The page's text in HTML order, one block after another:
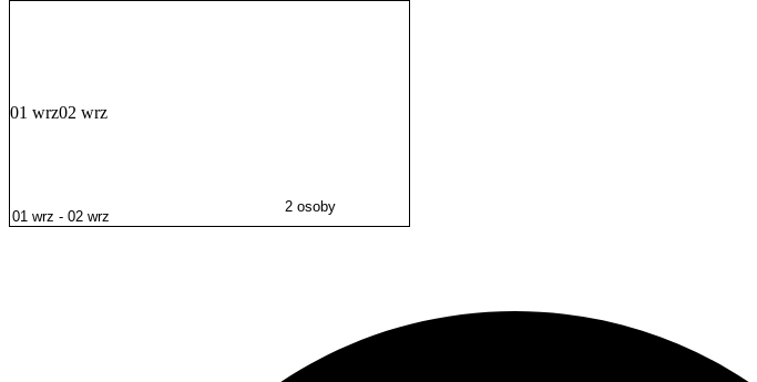
01 wrz02 wrz
2 osoby